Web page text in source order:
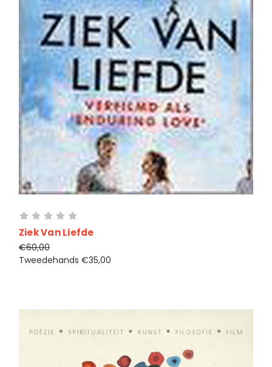
Ziek Van Liefde
€60,00
Tweedehands €35,00